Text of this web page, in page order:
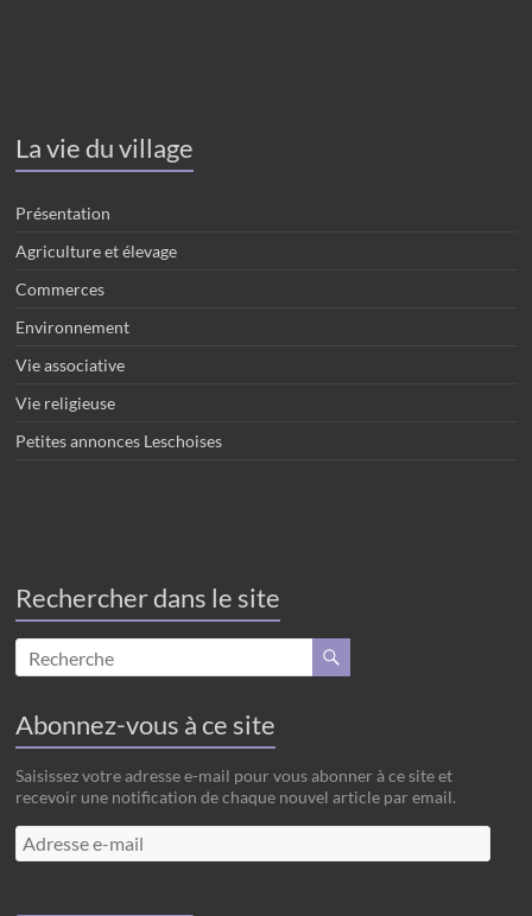
La vie du village
Présentation
Agriculture et élevage
Commerces
Environnement
Vie associative
Vie religieuse
Petites annonces Leschoises
Rechercher dans le site
Abonnez-vous à ce site
Saisissez votre adresse e-mail pour vous abonner à ce site et
recevoir une notification de chaque nouvel article par email.
Adresse
e-